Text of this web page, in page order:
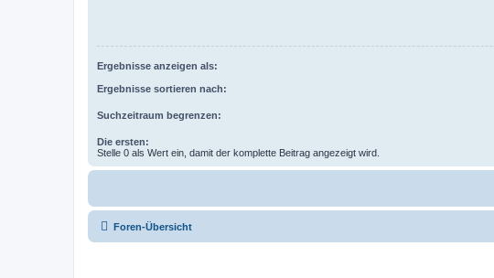
Ergebnisse anzeigen als:
Ergebnisse sortieren nach:
Suchzeitraum begrenzen:
Die ersten:
Stelle 0 als Wert ein, damit der komplette Beitrag angezeigt wird.
Foren-Übersicht